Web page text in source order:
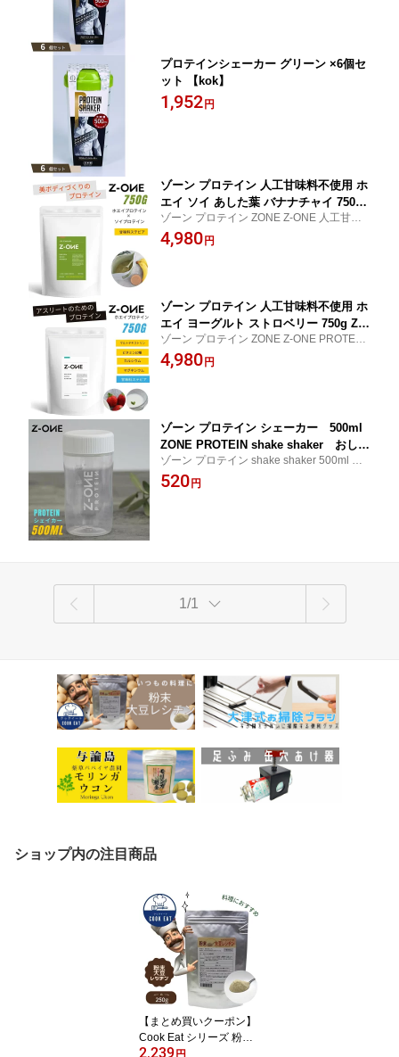
プロテインシェーカー グリーン ×6個セ
ット 【kok】
1,952円
ゾーン プロテイン 人工甘味料不使用 ホ
エイ ソイ あした葉 バナナチャイ 750g
ZONE PROTEIN 女性
ゾーン プロテイン ZONE Z-ONE 人工甘味
料不使用 ステビア ホエイ ソイ ソイ 大豆 女
性 ジュニア シニア 女性 20代 30代 40代 50
4,980円
ゾーン プロテイン 人工甘味料不使用 ホ
エイ ヨーグルト ストロベリー 750g ZO
NE PROTEIN アスリート 男性 女性 成
人 ジュニア
ゾーン プロテイン ZONE Z-ONE PROTEIN
人工甘味料不使用 無添加 ステビア ホエイ
ホエイプロテイン 男性 女性 20代 30代 40
4,980円
ゾーン プロテイン シェーカー 500ml
ZONE PROTEIN shake shaker おしゃ
れ スプーン
ゾーン プロテイン shake shaker 500ml 500
スプーン プロテイン トレーニング 筋トレ
マッチョ 体づくりプロテイン ダイエット
520円
1/1
ショップ内の注目商品
【まとめ買いクーポン】
Cook Eat シリーズ 粉末
大豆レシチン 250g クッ
2,239円